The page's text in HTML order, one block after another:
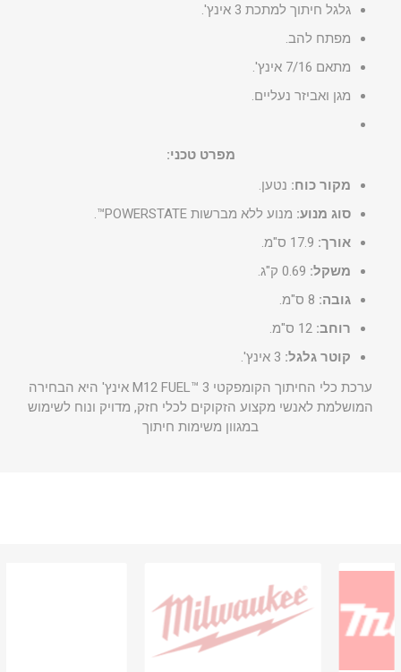
גלגל חיתוך למתכת 3 אינץ'.
מפתח להב.
מתאם 7/16 אינץ'.
מגן ואביזר נעליים.
מפרט טכני:
מקור כוח: נטען.
סוג מנוע: מנוע ללא מברשות POWERSTATE™.
אורך:
משקל:
גובה:
רוחב:
קוטר גלגל:
ערכת כלי החיתוך הקומפקטי M12 FUEL™ 3 אינץ' היא הבחירה
המושלמת לאנשי מקצוע הזקוקים לכלי חזק, מדויק ונוח לשימוש
במגוון משימות חיתוך